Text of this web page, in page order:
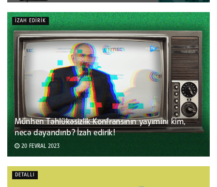
İZAH EDIRIK
Münhen Təhlükəsizlik Konfransının yayımını kim,
necə dayandırıb? İzah edirik!
20 FEVRAL 2023
DETALLI